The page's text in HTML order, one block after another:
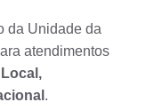
da Unidade da
atendimentos
.